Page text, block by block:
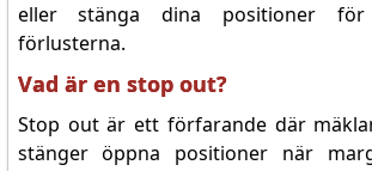
eller stänga dina positioner
förlusterna.
Vad är en stop out?
Stop out är ett förfarande där
stänger öppna positioner när